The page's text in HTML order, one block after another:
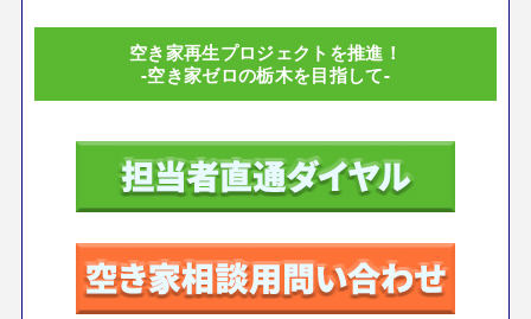
空き家再生プロジェクトを推進！
-空き家ゼロの栃木を目指して-